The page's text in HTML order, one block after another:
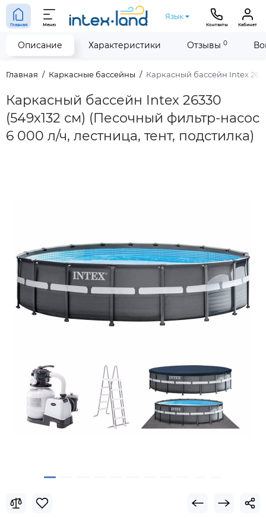
Главная Меню
Язык
Контакты Кабинет
Главная Каркасные бассейны Каркасный бассейн Intex
Каркасный бассейн Intex 26330
(549x132 см) (Песочный фильтр-насос
6 000 л/ч, лестница, тент, подстилка)
Описание Характеристики Отзывы 0